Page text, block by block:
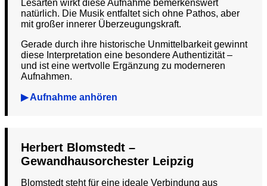
Lesarten wirkt diese Aufnahme bemerkenswert
natürlich. Die Musik entfaltet sich ohne Pathos, aber
mit großer innerer Überzeugungskraft.
Gerade durch ihre historische Unmittelbarkeit gewinnt
diese Interpretation eine besondere Authentizität –
und ist eine wertvolle Ergänzung zu moderneren
Aufnahmen.
▶ Aufnahme anhören
Herbert Blomstedt –
Gewandhausorchester Leipzig
Blomstedt steht für eine ideale Verbindung aus